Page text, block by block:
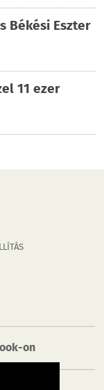
Békési Eszter
11 ezer
on